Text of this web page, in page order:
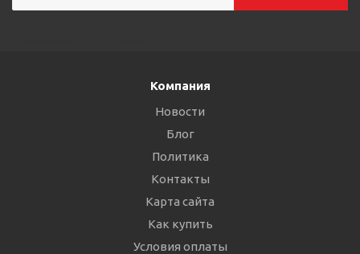
Компания
Новости
Блог
Политика
Контакты
Карта сайта
Как купить
Условия оплаты